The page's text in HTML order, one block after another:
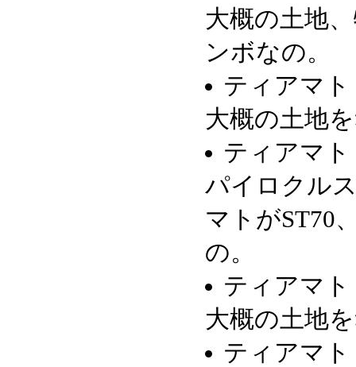
大概の土地
ンボなの。
ティアマ
大概の土地
ティアマ
パイロクル
マトがST70
の。
ティアマ
大概の土地
ティアマ